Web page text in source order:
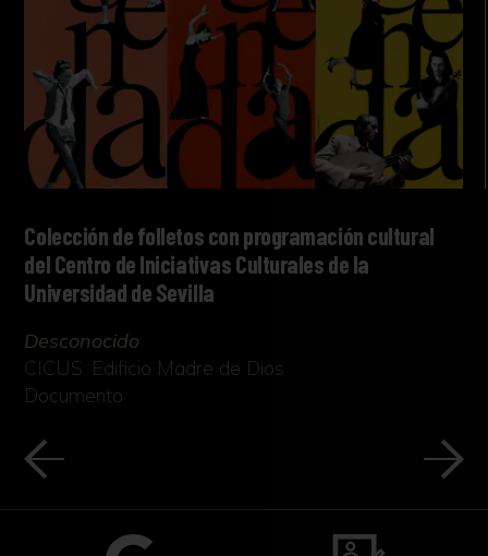
Colección de folletos con programación cultural
del Centro de Iniciativas Culturales de la
Universidad de Sevilla
Desconocido
CICUS. Edificio Madre de Dios
Documento